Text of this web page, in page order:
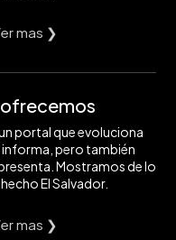
mas ❯
portal que evoluciona
pero también
Mostramos de lo
El Salvador.
mas ❯